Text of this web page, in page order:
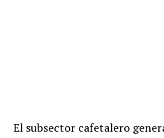
El subsector cafetalero